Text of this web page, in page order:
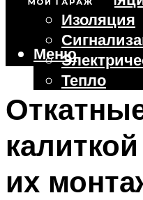
Изоляция
Тепло
Крыша
Ворота
Меню
их